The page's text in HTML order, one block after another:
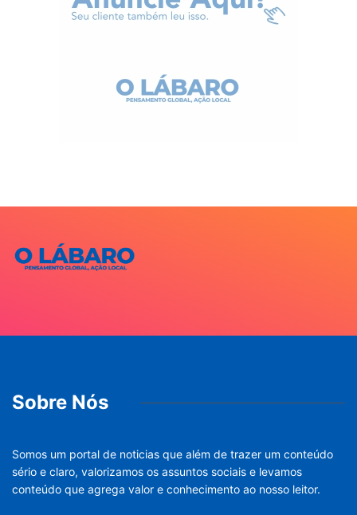
Sobre Nós
Somos um portal de noticias que além de trazer um conteúdo
sério e claro, valorizamos os assuntos sociais e levamos
conteúdo que agrega valor e conhecimento ao nosso leitor.